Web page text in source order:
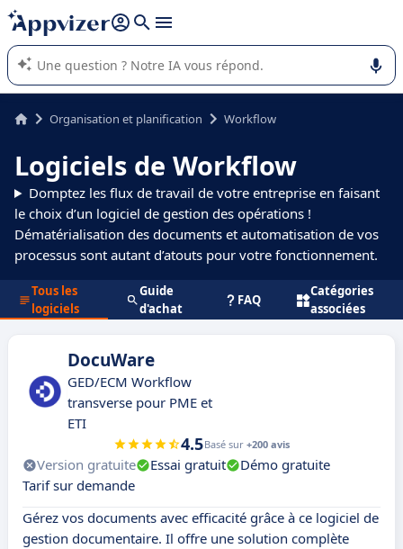
répondre (plusieurs lignes avec
L'IA de Appvizer vous guide dans l'utilisation ou la sélection de
logiciel SaaS en entreprise.
Organisation et planification Workflow
Logiciels de Workflow
Domptez les flux de travail de votre entreprise en faisant
le choix d’un logiciel de gestion des opérations !
Dématérialisation des documents et automatisation de vos
processus sont autant d’atouts pour votre fonctionnement.
Tous les
logiciels
Guide
d'achat
FAQ
Catégories
associées
DocuWare
GED/ECM Workflow
transverse pour PME et
ETI
4.5Basé sur +200 avis
Version gratuite Essai gratuit
Démo gratuite
Tarif sur demande
Gérez vos documents avec efficacité grâce à ce logiciel de
gestion documentaire. Il offre une solution complète